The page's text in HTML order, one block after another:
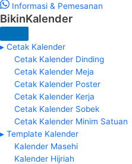
Informasi & Pemesanan
BikinKalender
▸ Cetak Kalender
Cetak Kalender Dinding
Cetak Kalender Meja
Cetak Kalender Poster
Cetak Kalender Kerja
Cetak Kalender Sobek
Cetak Kalender Minim Satuan
▸ Template Kalender
Kalender Masehi
Kalender Hijriah